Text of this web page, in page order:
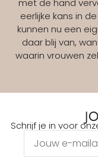
met de hand
eerlijke kans in
kunnen nu een
daar blij van,
waarin vrouwen
Schrijf je in voor